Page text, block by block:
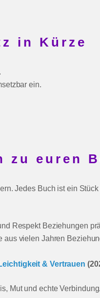
in Kürze
ein.
zu euren
Jedes Buch ist ein
Respekt Beziehungen
aus vielen Jahren
& Vertrauen
Mut und echte Verbindung.